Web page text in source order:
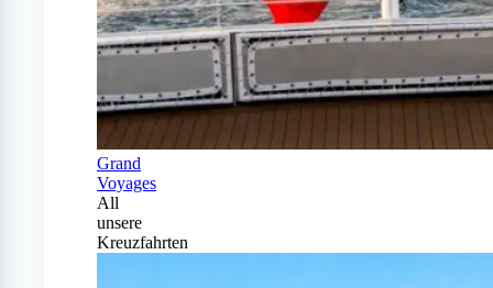
Grand
Voyages
All
unsere
Kreuzfahrten